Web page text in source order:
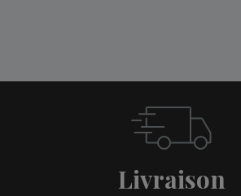
Livraison